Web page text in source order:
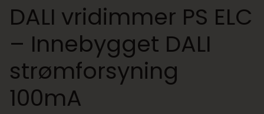
DALI vridimmer PS ELC
– Innebygget DALI
strømforsyning
100mA